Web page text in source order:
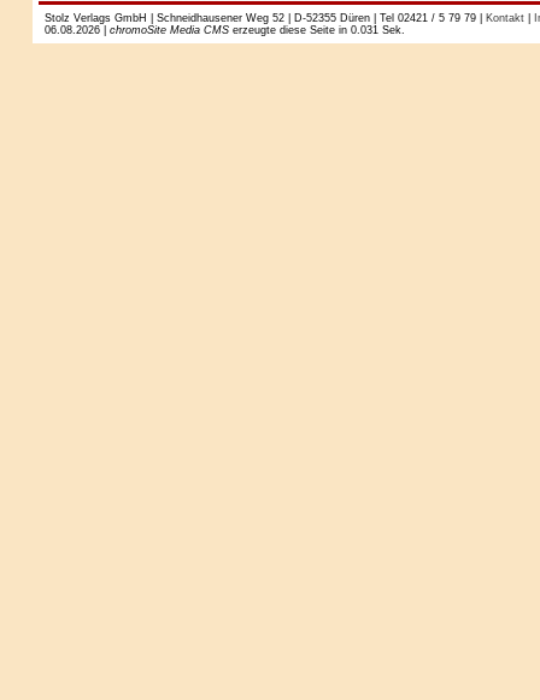
Stolz Verlags GmbH | Schneidhausener Weg 52 | D-52355 Düren | Tel 02421 / 5 79 79 | Kontakt|
06.08.2026 | chromoSite Media CMSerzeugte diese Seite in 0.031 Sek.